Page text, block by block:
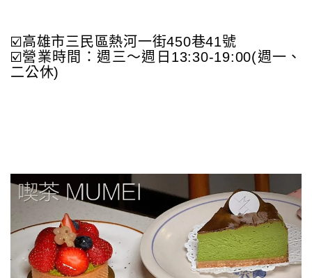
☑️高雄市三民區熱河一街450巷41號
☑️營業時間：週三～週日13:30-19:00(週一、
二公休)